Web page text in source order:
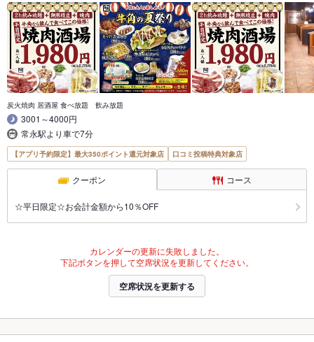
炭火焼肉 居酒屋 食べ放題 飲み放題
3001～4000円
常永駅より車で7分
【アプリ予約限定】最大350ポイント還元対象店 口コミ投稿特典対象店
クーポン コース
☆平日限定☆お会計金額から10％OFF
カレンダーの更新に失敗しました。
下記ボタンを押して空席状況を更新してください。
空席状況を更新する